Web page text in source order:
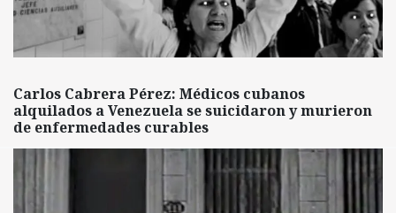
Carlos Cabrera Pérez: Médicos cubanos
alquilados a Venezuela se suicidaron y murieron
de enfermedades curables